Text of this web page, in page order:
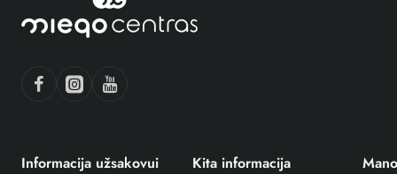
Informacija užsakovui Kita informacija